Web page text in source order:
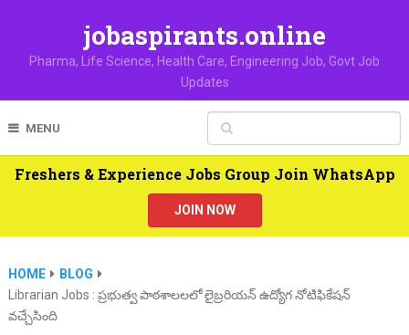
jobaspirants.online
Pharma, Life Science, Health Care, Engineering Job, Govt Job
Updates
MENU
Freshers & Experience Jobs Group Join WhatsApp
JOIN NOW
HOME
BLOG
Librarian Jobs : ప్రభుత్వ పాఠశాలలలో లైబ్రరియన్ ఉద్యోగ నోటిఫికేషన్
వచ్చేసింది